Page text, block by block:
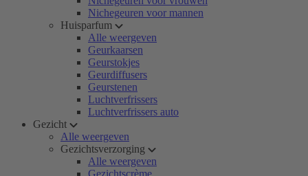
Nichegeuren voor mannen
Huisparfum
Alle weergeven
Geurkaarsen
Geurstokjes
Geurdiffusers
Geurstenen
Luchtverfrissers
Luchtverfrissers auto
Gezicht
Alle weergeven
Gezichtsverzorging
Alle weergeven
Gezichtscrème